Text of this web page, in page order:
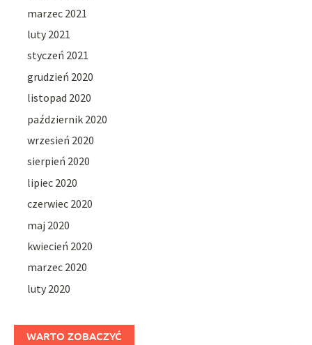
marzec 2021
luty 2021
styczeń 2021
grudzień 2020
listopad 2020
październik 2020
wrzesień 2020
sierpień 2020
lipiec 2020
czerwiec 2020
maj 2020
kwiecień 2020
marzec 2020
luty 2020
WARTO ZOBACZYĆ